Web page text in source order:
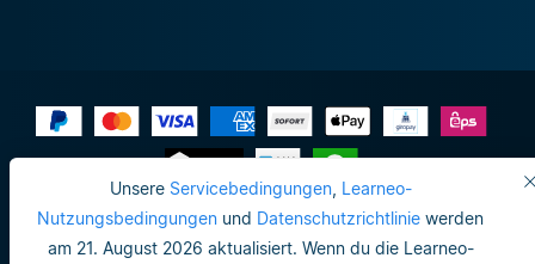
Unsere Servicebedingungen, Learneo-
Nutzungsbedingungen und Datenschutzrichtlinie werden
am 21. August 2026 aktualisiert. Wenn du die Learneo-
Impressum
Datenschutzrichtlinie